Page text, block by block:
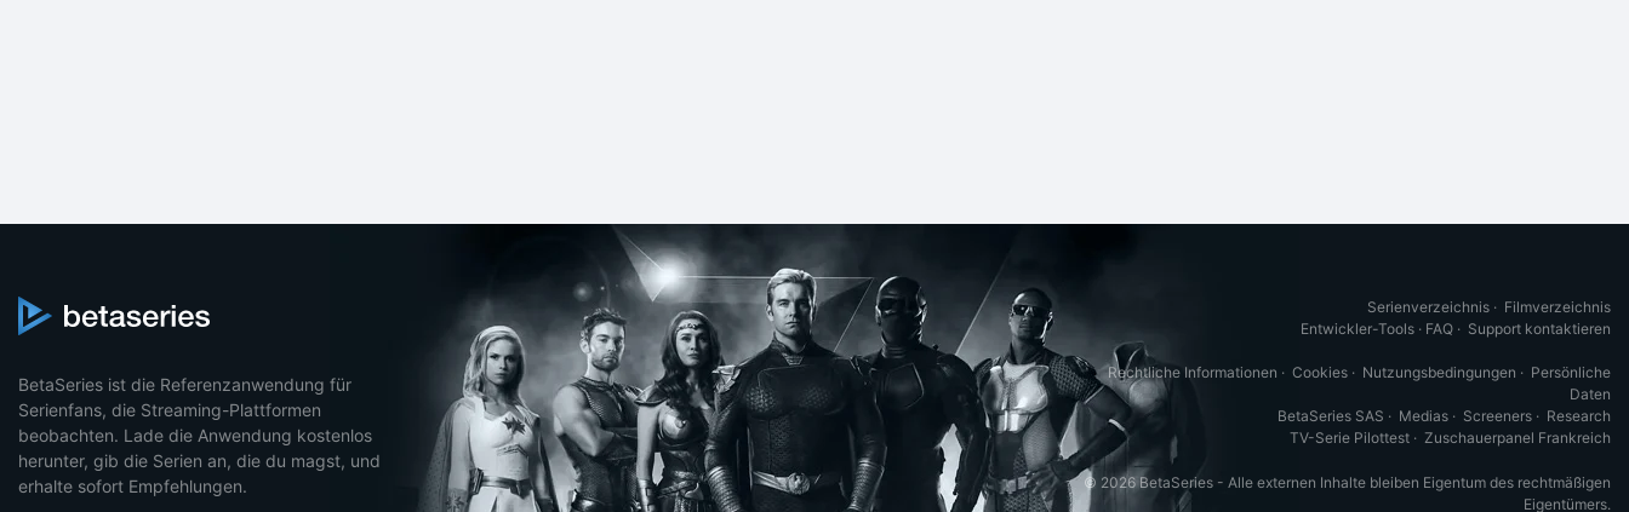
BetaSeries ist die Referenzanwendung für
Serienfans, die Streaming-Plattformen
beobachten. Lade die Anwendung kostenlos
herunter, gib die Serien an, die du magst, und
erhalte sofort Empfehlungen.
Serienverzeichnis · Filmverzeichnis
Entwickler-Tools · FAQ · Support kontaktieren
Rechtliche Informationen · Cookies · Nutzungsbedingungen · Persönliche
Daten
BetaSeries SAS · Medias · Screeners · Research
TV-Serie Pilottest · Zuschauerpanel Frankreich
© 2026 BetaSeries - Alle externen Inhalte bleiben Eigentum des rechtmäßigen
Eigentümers.